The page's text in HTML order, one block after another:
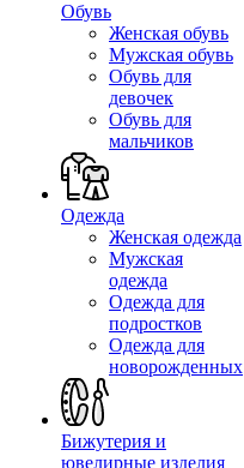
Обувь
Женская обувь
Мужская обувь
Обувь для
девочек
Обувь для
мальчиков
Одежда
Женская одежда
Мужская
одежда
Одежда для
подростков
Одежда для
новорожденных
Бижутерия и
ювелирные изделия